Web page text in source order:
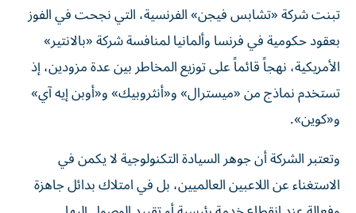
تبنت شركة «تشابس فيجن» الفرنسية، التي نجحت في الفوز
بعقود حكومية في فرنسا وألمانيا لمنافسة شركة «بالانتير»
الأمريكية، نهجاً قائماً على توزيع المخاطر بين عدة مزودين، إذ
تستخدم نماذج من «ميسترال» و«أنثروبيك» و«أوبن إيه آي»
و«كوين».
وتعتبر الشركة أن جوهر السيادة التكنولوجية لا يكمن في
الاستغناء عن اللاعبين العالميين، بل في امتلاك بدائل جاهزة